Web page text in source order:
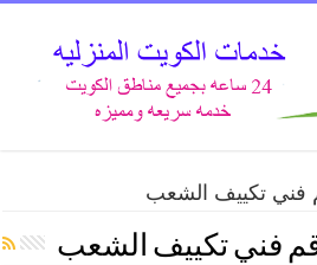
فني تكييف الشعب
فني تكييف الشعب